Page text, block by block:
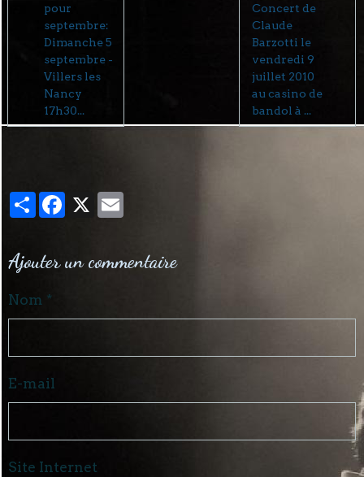
pour
septembre:
Dimanche 5
septembre -
Villers les
Nancy
17h30...
Concert de
Claude
Barzotti le
vendredi 9
juillet 2010
au casino de
bandol à ...
PartagerFacebook
X
Ajouter un commentaire
Nom
E-mail
Site Internet